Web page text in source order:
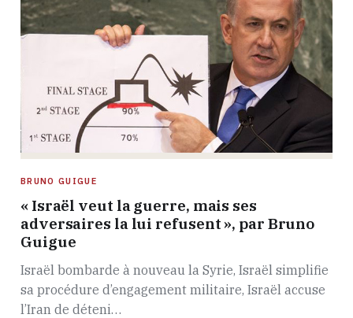
BRUNO GUIGUE
« Israël veut la guerre, mais ses
adversaires la lui refusent », par Bruno
Guigue
Israël bombarde à nouveau la Syrie, Israël simplifie
sa procédure d’engagement militaire, Israël accuse
l’Iran de déteni…